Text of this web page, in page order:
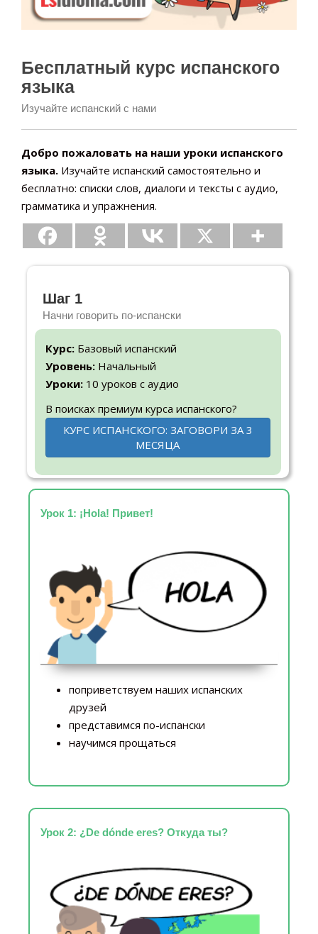
Бесплатный курс испанского
языка
Изучайте испанский с нами
Добро пожаловать на наши уроки испанского
языка. Изучайте испанский самостоятельно и
бесплатно: списки слов, диалоги и тексты с аудио,
грамматика и упражнения.
Шаг 1
Начни говорить по-испански
Курс:Базовый испанский
Уровень:Начальный
Уроки: 10 уроков с аудио
В поисках премиум курса испанского?
КУРС ИСПАНСКОГО: ЗАГОВОРИ ЗА 3
МЕСЯЦА
Урок 1: ¡Hola! Привет!
поприветствуем наших испанских
друзей
представимся по-испански
научимся прощаться
Урок 2: ¿De dónde eres? Откуда ты?